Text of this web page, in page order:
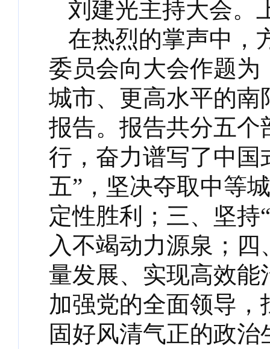
刘建光主持大会。
在热烈的掌声中，
委员会向大会作题
城市、更高水平的
报告。报告共分五个
行，奋力谱写了中国
五”，坚决夺取中等
定性胜利；三、坚持
入不竭动力源泉；
量发展、实现高效
加强党的全面领导
固好风清气正的政治